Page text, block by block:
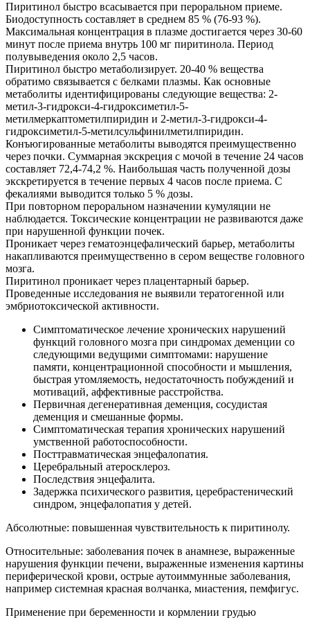
Пиритинол быстро всасывается при пероральном приеме.
Биодоступность составляет в среднем 85 % (76-93 %).
Максимальная концентрация в плазме достигается через 30-60
минут после приема внутрь 100 мг пиритинола. Период
полувыведения около 2,5 часов.
Пиритинол быстро метаболизирует. 20-40 % вещества
обратимо связывается с белками плазмы. Как основные
метаболиты идентифицированы следующие вещества: 2-
метил-3-гидрокси-4-гидроксиметил-5-
метилмеркаптометилпиридин и 2-метил-3-гидрокси-4-
гидроксиметил-5-метилсульфинилметилпиридин.
Конъюгированные метаболиты выводятся преимущественно
через почки. Суммарная экскреция с мочой в течение 24 часов
составляет 72,4-74,2 %. Наибольшая часть полученной дозы
экскретируется в течение первых 4 часов после приема. C
фекалиями выводится только 5 % дозы.
При повторном пероральном назначении кумуляции не
наблюдается. Токсические концентрации не развиваются даже
при нарушенной функции почек.
Проникает через гематоэнцефалический барьер, метаболиты
накапливаются преимущественно в сером веществе головного
мозга.
Пиритинол проникает через плацентарный барьер.
Проведенные исследования не выявили тератогенной или
эмбриотоксической активности.
Симптоматическое лечение хронических нарушений
функций головного мозга при синдромах деменции со
следующими ведущими симптомами: нарушение
памяти, концентрационной способности и мышления,
быстрая утомляемость, недостаточность побуждений и
мотиваций, аффективные расстройства.
Первичная дегенеративная деменция, сосудистая
деменция и смешанные формы.
Симптоматическая терапия хронических нарушений
умственной работоспособности.
Посттравматическая энцефалопатия.
Церебральный атеросклероз.
Последствия энцефалита.
Задержка психического развития, церебрастенический
синдром, энцефалопатия у детей.
Абсолютные: повышенная чувствительность к пиритинолу.
Относительные: заболевания почек в анамнезе, выраженные
нарушения функции печени, выраженные изменения картины
периферической крови, острые аутоиммунные заболевания,
например системная красная волчанка, миастения, пемфигус.
Применение при беременности и кормлении грудью